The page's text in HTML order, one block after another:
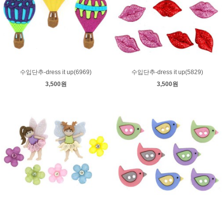
수입단추-dress it up(6969)
3,500원
수입단추-dress it up(5829)
3,500원